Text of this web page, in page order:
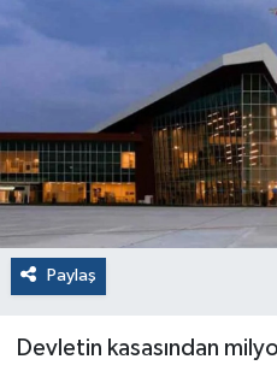
Paylaş
Devletin kasasından